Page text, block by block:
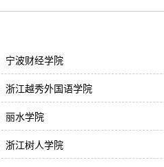
宁波财经学院
浙江越秀外国语学院
丽水学院
浙江树人学院